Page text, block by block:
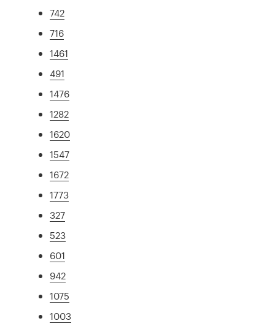
742
716
1461
491
1476
1282
1620
1547
1672
1773
327
523
601
942
1075
1003